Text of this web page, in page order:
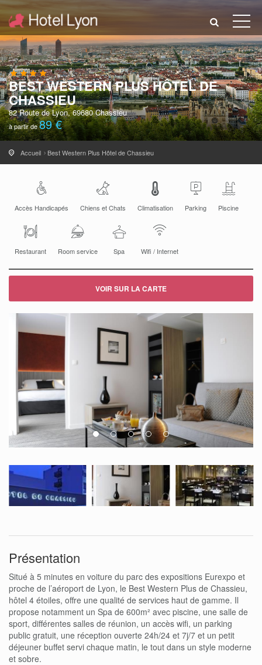
BEST WESTERN PLUS HÔTEL DE
CHASSIEU
82 Route de Lyon, 69680 Chassieu
à partir de89 €
Accueil Best Western Plus Hôtel de Chassieu
Accès Handicapés Chiens et Chats Climatisation Parking Piscine
Restaurant Room service Spa Wifi / Internet
VOIR SUR LA CARTE
Présentation
Situé à 5 minutes en voiture du parc des expositions Eurexpo et
proche de l’aéroport de Lyon, le Best Western Plus de Chassieu,
hôtel 4 étoiles, offre une qualité de services haut de gamme. Il
propose notamment un Spa de 600m² avec piscine, une salle de
sport, différentes salles de réunion, un accès wifi, un parking
public gratuit, une réception ouverte 24h/24 et 7j/7 et un petit
déjeuner buffet servi chaque matin, le tout dans un style moderne
et sobre.